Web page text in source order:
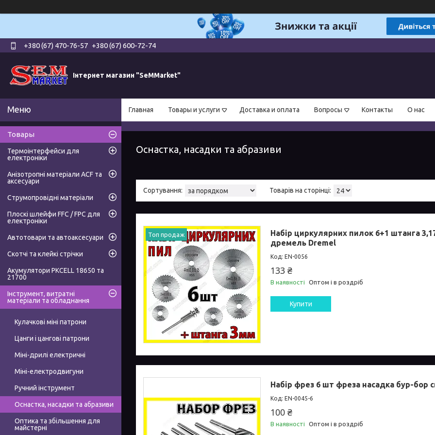
+380 (67) 470-76-57 +380 (67) 600-72-74
Інтернет магазин "SeMMarket"
Главная Товары и услуги Доставка и оплата Вопросы Контакты О нас
Оснастка, насадки та абразиви
Топ продаж
Набір циркулярних пилок 6+1 штанга
дремель Dremel
EN-0056
133 ₴
В наявності Оптом і в роздріб
Купити
Набір фрез 6 шт фреза насадка бур-бор
EN-0045-6
100 ₴
В наявності Оптом і в роздріб
Товары
Термоінтерфейси для
електроніки
Анізотропні матеріали ACF та
аксесуари
Струмопровідні матеріали
Плоскі шлейфи FFC / FPC для
електроніки
Автотовари та автоаксесуари
Скотчі та клейкі стрічки
Акумулятори PKCELL 18650 та
21700
Інструмент, витратні
матеріали та обладнання
Кулачкові міні патрони
Цанги і цангові патрони
Міні-дрилі електричні
Міні-електродвигуни
Ручний інструмент
Оснастка, насадки та абразиви
Оптика та збільшення для
майстерні